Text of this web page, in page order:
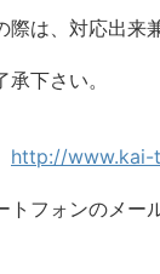
は、対応出来
下さい。
http://
トフォンのメー